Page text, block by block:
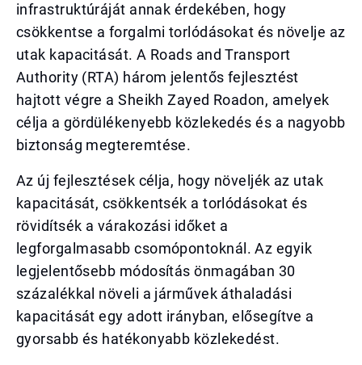
infrastruktúráját annak érdekében, hogy
csökkentse a forgalmi torlódásokat és növelje az
utak kapacitását. A Roads and Transport
Authority (RTA) három jelentős fejlesztést
hajtott végre a Sheikh Zayed Roadon, amelyek
célja a gördülékenyebb közlekedés és a nagyobb
biztonság megteremtése.
Az új fejlesztések célja, hogy növeljék az utak
kapacitását, csökkentsék a torlódásokat és
rövidítsék a várakozási időket a
legforgalmasabb csomópontoknál. Az egyik
legjelentősebb módosítás önmagában 30
százalékkal növeli a járművek áthaladási
kapacitását egy adott irányban, elősegítve a
gyorsabb és hatékonyabb közlekedést.